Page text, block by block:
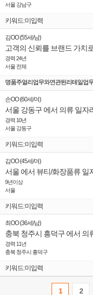
서울 강남구
키워드:미입력
김OO(55세 /남)
고객의 신뢰를 브랜드 가치
경력 24년
서울 전체
명품주얼리업무와연관된리테일업
손OO(60세 /여)
경력 10년
서울 강동구
키워드:미입력
김OO(45세 /여)
9년이상
서울
키워드:미입력
최OO(36세 /남)
경력 11년
충북 청주시 흥덕구
키워드:미입력
1 2